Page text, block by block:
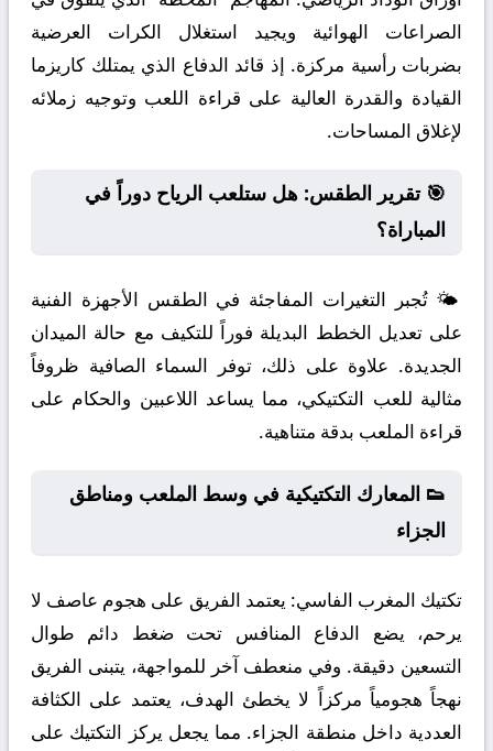
الصراعات الهوائية ويجيد استغلال الكرات العرضية
بضربات رأسية مركزة. إذ قائد الدفاع الذي يمتلك كاريزما
القيادة والقدرة العالية على قراءة اللعب وتوجيه زملائه
لإغلاق المساحات.
🎯 تقرير الطقس: هل ستلعب الرياح دوراً في
المباراة؟
🌤️ تُجبر التغيرات المفاجئة في الطقس الأجهزة الفنية
على تعديل الخطط البديلة فوراً للتكيف مع حالة الميدان
الجديدة. علاوة على ذلك، توفر السماء الصافية ظروفاً
مثالية للعب التكتيكي، مما يساعد اللاعبين والحكام على
قراءة الملعب بدقة متناهية.
👟 المعارك التكتيكية في وسط الملعب ومناطق
الجزاء
تكتيك المغرب الفاسي: يعتمد الفريق على هجوم عاصف لا
يرحم، يضع الدفاع المنافس تحت ضغط دائم طوال
التسعين دقيقة. وفي منعطف آخر للمواجهة، يتبنى الفريق
نهجاً هجومياً مركزاً لا يخطئ الهدف، يعتمد على الكثافة
العددية داخل منطقة الجزاء. مما يجعل يركز التكتيك على